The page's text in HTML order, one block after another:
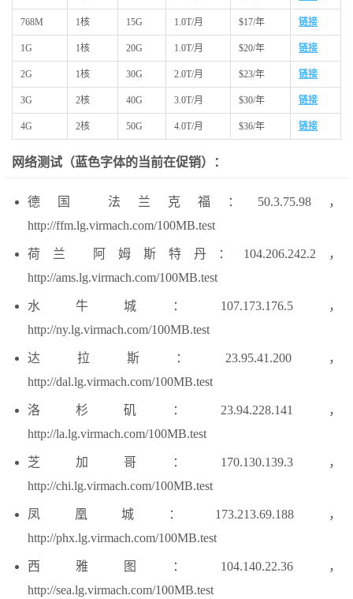
768M 1核 15G 1.0T/月 $17/年 链接
1G 1核 20G 1.0T/月 $20/年 链接
2G 1核 30G 2.0T/月 $23/年 链接
3G 2核 40G 3.0T/月 $30/年 链接
4G 2核 50G 4.0T/月 $36/年 链接
网络测试（蓝色字体的当前在促销） ：
德国 法兰克福：50.3.75.98，
http://ffm.lg.virmach.com/100MB.test
荷兰 阿姆斯特丹：104.206.242.2，
http://ams.lg.virmach.com/100MB.test
水牛城：107.173.176.5，
http://ny.lg.virmach.com/100MB.test
达拉斯：23.95.41.200，
http://dal.lg.virmach.com/100MB.test
洛杉矶：23.94.228.141，
http://la.lg.virmach.com/100MB.test
芝加哥：170.130.139.3，
http://chi.lg.virmach.com/100MB.test
凤凰城：173.213.69.188，
http://phx.lg.virmach.com/100MB.test
西雅图：104.140.22.36，
http://sea.lg.virmach.com/100MB.test